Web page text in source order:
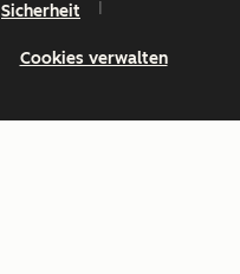
Sicherheit
Cookies verwalten